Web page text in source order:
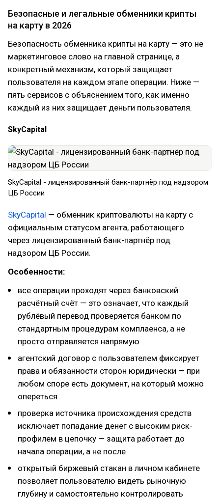
Безопасные и легальные обменники крипты
на карту в 2026
Безопасность обменника крипты на карту — это не
маркетинговое слово на главной странице, а
конкретный механизм, который защищает
пользователя на каждом этапе операции. Ниже —
пять сервисов с объяснением того, как именно
каждый из них защищает деньги пользователя.
SkyCapital
SkyCapital - лицензированный банк-партнёр под надзором
ЦБ России
SkyCapital — обменник криптовалюты на карту с
официальным статусом агента, работающего
через лицензированный банк-партнёр под
надзором ЦБ России.
Особенности:
все операции проходят через банковский
расчётный счёт — это означает, что каждый
рублёвый перевод проверяется банком по
стандартным процедурам комплаенса, а не
просто отправляется напрямую
агентский договор с пользователем фиксирует
права и обязанности сторон юридически — при
любом споре есть документ, на который можно
опереться
проверка источника происхождения средств
исключает попадание денег с высоким риск-
профилем в цепочку — защита работает до
начала операции, а не после
открытый биржевый стакан в личном кабинете
позволяет пользователю видеть рыночную
глубину и самостоятельно контролировать